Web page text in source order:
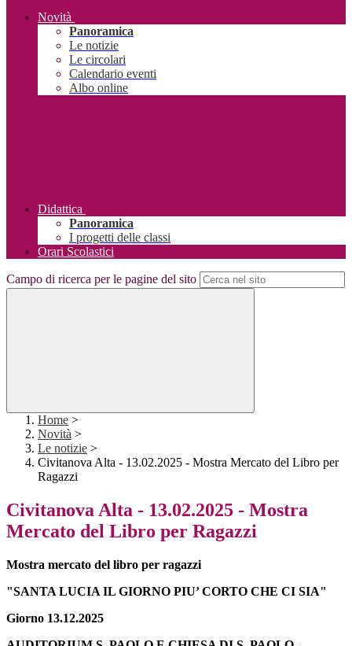
Novità
Panoramica
Le notizie
Le circolari
Calendario eventi
Albo online
Didattica
Panoramica
I progetti delle classi
Orari Scolastici
Campo di ricerca per le pagine del sito
Home >
Novità >
Le notizie >
Civitanova Alta - 13.02.2025 - Mostra Mercato del Libro per
Ragazzi
Civitanova Alta - 13.02.2025 - Mostra
Mercato del Libro per Ragazzi
Mostra mercato del libro per ragazzi
"SANTA LUCIA IL GIORNO PIU’ CORTO CHE CI SIA"
Giorno 13.12.2025